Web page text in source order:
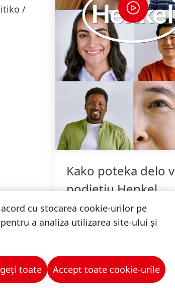
/
Kako poteka delo v
podjetju Henkel
cu stocarea cookie-urilor pe
a analiza utilizarea site-ului și
toate Accept toate cookie-urile